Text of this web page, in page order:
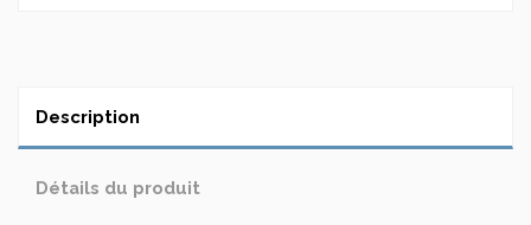
Description
Détails du produit